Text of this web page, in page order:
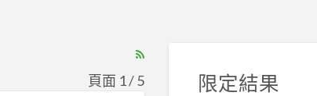
RSS
Feed
頁面 1 / 5
限定結果